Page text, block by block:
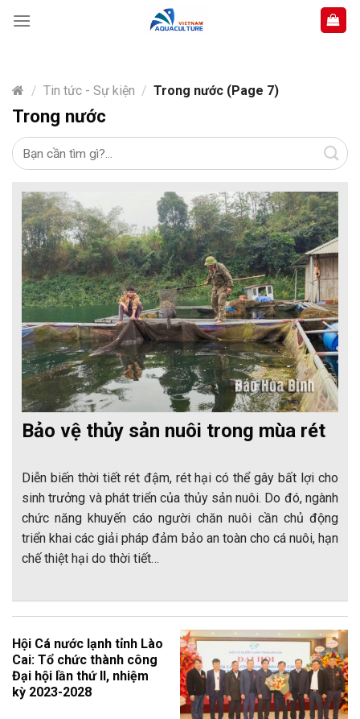
content
/ Tin tức - Sự kiện / Trong nước (Page 7)
Trong nước
Bảo vệ thủy sản nuôi trong mùa rét
Diễn biến thời tiết rét đậm, rét hại có thể gây bất lợi cho
sinh trưởng và phát triển của thủy sản nuôi. Do đó, ngành
chức năng khuyến cáo người chăn nuôi cần chủ động
triển khai các giải pháp đảm bảo an toàn cho cá nuôi, hạn
chế thiệt hại do thời tiết…
Hội Cá nước lạnh tỉnh Lào
Cai: Tổ chức thành công
Đại hội lần thứ II, nhiệm
kỳ 2023-2028